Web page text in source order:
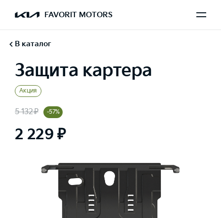
FAVORIT MOTORS
В каталог
Защита картера
Акция
5 132 ₽ -57%
2 229 ₽